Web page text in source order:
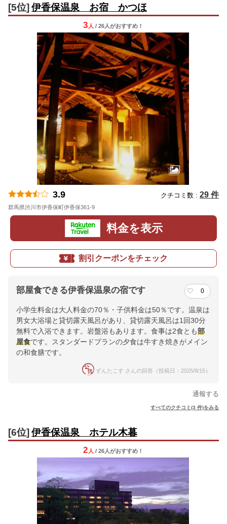
[5位] 伊香保温泉 お宿 かつほ
3 人 / 26人がおすすめ！
3.9 クチコミ数 : 29 件
群馬県渋川市伊香保町伊香保361-9
料金を表示
割引クーポンをチェック
部屋食できる伊香保温泉の宿です 0
小学生料金は大人料金の70％・子供料金は50％です。温泉は
男女大浴場と貸切露天風呂があり、貸切露天風呂は1回30分
無料で入浴できます。岩盤浴もあります。食事は2食とも部
屋食です。スタンダードプランの夕食は牛すき焼きがメイン
の和食膳です。
ずんたこす さんの回答（投稿日：2025/8/15）
通報する
すべてのクチコミ(3 件)をみる
[6位] 伊香保温泉 ホテル木暮
2 人 / 26人がおすすめ！